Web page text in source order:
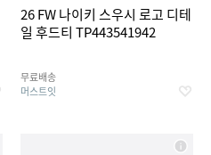
26 FW 나이키 스우시 로고 디테
일 후드티 TP443541942
무료배송
머스트잇